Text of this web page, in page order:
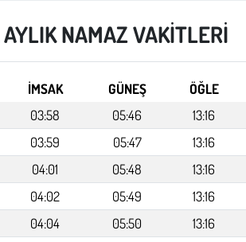
NAMAZ VAKITLERI
İMSAK GÜNEŞ
ÖĞLE
03:58 05:46
13:16
03:59 05:47
13:16
04:01 05:48
13:16
04:02 05:49
13:16
04:04 05:50
13:16